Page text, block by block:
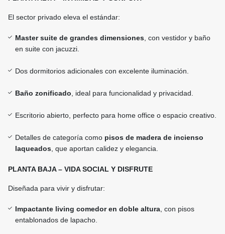
El sector privado eleva el estándar:
Master suite de grandes dimensiones , con vestidor y baño
en suite con jacuzzi.
Dos dormitorios adicionales con excelente iluminación.
Baño zonificado , ideal para funcionalidad y privacidad.
Escritorio abierto, perfecto para home office o espacio creativo.
Detalles de categoría como pisos de madera de incienso
laqueados , que aportan calidez y elegancia.
PLANTA BAJA – VIDA SOCIAL Y DISFRUTE
Diseñada para vivir y disfrutar:
Impactante living comedor en doble altura , con pisos
entablonados de lapacho.